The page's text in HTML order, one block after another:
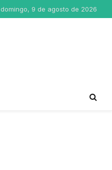
domingo, 9 de agosto de 2026